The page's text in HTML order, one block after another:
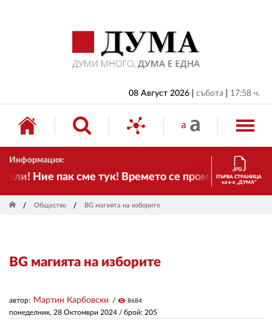
08 Август 2026 събота 17:58 ч.
Информация:
Ние пак сме тук! Времето се променя и налага
ПЪРВА СТРАНИЦА
на в-к „ДУМА“
Общество BG магията на изборите
BG магията на изборите
понеделник, 28 Октомври 2024 / брой: 205
автор: Мартин Карбовски visibility 8684
БЪЛГАРИЯ
ИКОНОМИКА
ИЗБОРИ
СВЯТ
ДРУГИ
ЗА НАС